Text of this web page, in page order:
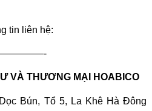
tin liên hệ:
VÀ THƯƠNG MẠI HOABICO
Bún, Tổ 5, La Khê Hà Đông